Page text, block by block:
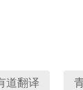
道翻译